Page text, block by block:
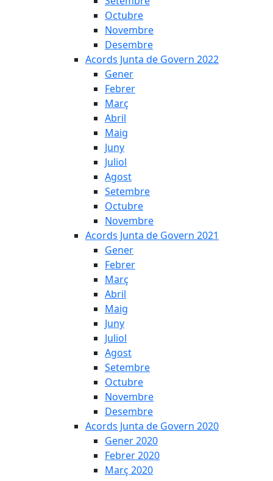
Octubre
Novembre
Desembre
Acords Junta de Govern 2022
Gener
Febrer
Març
Abril
Maig
Juny
Juliol
Agost
Setembre
Octubre
Novembre
Acords Junta de Govern 2021
Gener
Febrer
Març
Abril
Maig
Juny
Juliol
Agost
Setembre
Octubre
Novembre
Desembre
Acords Junta de Govern 2020
Gener 2020
Febrer 2020
Març 2020